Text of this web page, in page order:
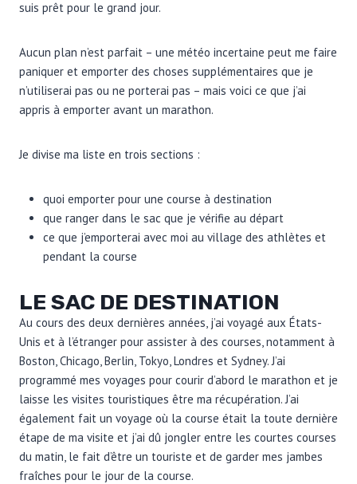
suis prêt pour le grand jour.
Aucun plan n’est parfait – une météo incertaine peut me faire
paniquer et emporter des choses supplémentaires que je
n’utiliserai pas ou ne porterai pas – mais voici ce que j’ai
appris à emporter avant un marathon.
Je divise ma liste en trois sections :
quoi emporter pour une course à destination
que ranger dans le sac que je vérifie au départ
ce que j’emporterai avec moi au village des athlètes et
pendant la course
LE SAC DE DESTINATION
Au cours des deux dernières années, j’ai voyagé aux États-
Unis et à l’étranger pour assister à des courses, notamment à
Boston, Chicago, Berlin, Tokyo, Londres et Sydney. J’ai
programmé mes voyages pour courir d’abord le marathon et je
laisse les visites touristiques être ma récupération. J’ai
également fait un voyage où la course était la toute dernière
étape de ma visite et j’ai dû jongler entre les courtes courses
du matin, le fait d’être un touriste et de garder mes jambes
fraîches pour le jour de la course.